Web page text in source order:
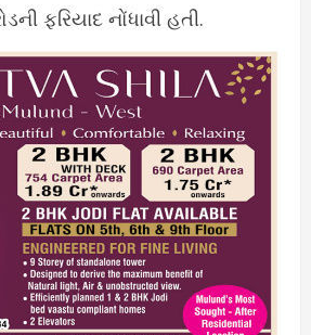
ફરિયાદ નોંધાવી હતી.